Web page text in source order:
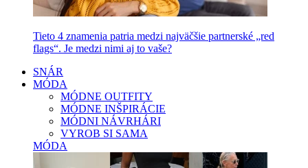
Tieto 4 znamenia patria medzi najväčšie partnerské „red
flags“. Je medzi nimi aj to vaše?
SNÁR
MÓDA
MÓDNE OUTFITY
MÓDNE INŠPIRÁCIE
MÓDNI NÁVRHÁRI
VYROB SI SAMA
MÓDA